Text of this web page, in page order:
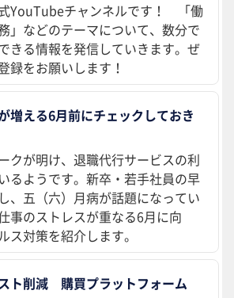
式YouTubeチャンネルです！ 「働
」などのテーマについて、数分で
きる情報を発信していきます。ぜ
録をお願いします！
増える6月前にチェックしておき
クが明け、退職代行サービスの利
るようです。新卒・若手社員の早
、五（六）月病が話題になってい
事のストレスが重なる6月に向
ス対策を紹介します。
ト削減 購買プラットフォーム